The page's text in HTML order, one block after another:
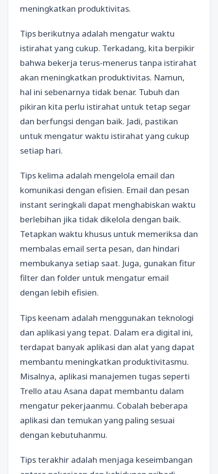
meningkatkan produktivitas.
Tips berikutnya adalah mengatur waktu
istirahat yang cukup. Terkadang, kita berpikir
bahwa bekerja terus-menerus tanpa istirahat
akan meningkatkan produktivitas. Namun,
hal ini sebenarnya tidak benar. Tubuh dan
pikiran kita perlu istirahat untuk tetap segar
dan berfungsi dengan baik. Jadi, pastikan
untuk mengatur waktu istirahat yang cukup
setiap hari.
Tips kelima adalah mengelola email dan
komunikasi dengan efisien. Email dan pesan
instant seringkali dapat menghabiskan waktu
berlebihan jika tidak dikelola dengan baik.
Tetapkan waktu khusus untuk memeriksa dan
membalas email serta pesan, dan hindari
membukanya setiap saat. Juga, gunakan fitur
filter dan folder untuk mengatur email
dengan lebih efisien.
Tips keenam adalah menggunakan teknologi
dan aplikasi yang tepat. Dalam era digital ini,
terdapat banyak aplikasi dan alat yang dapat
membantu meningkatkan produktivitasmu.
Misalnya, aplikasi manajemen tugas seperti
Trello atau Asana dapat membantu dalam
mengatur pekerjaanmu. Cobalah beberapa
aplikasi dan temukan yang paling sesuai
dengan kebutuhanmu.
Tips terakhir adalah menjaga keseimbangan